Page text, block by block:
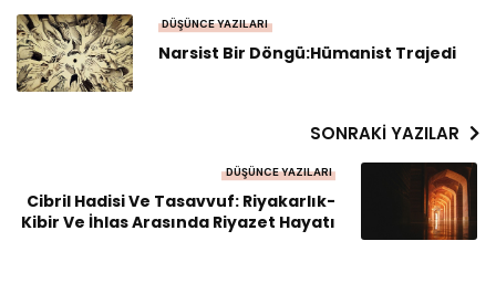
DÜŞÜNCE YAZILARI
Narsist Bir Döngü:Hümanist Trajedi
SONRAKI YAZILAR
DÜŞÜNCE YAZILARI
Cibril Hadisi Ve Tasavvuf: Riyakarlık-
Kibir Ve İhlas Arasında Riyazet Hayatı